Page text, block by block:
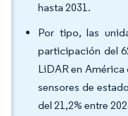
hasta 2031.
Por tipo, las
participación del
LiDAR en América
sensores de
del 21,2% entre